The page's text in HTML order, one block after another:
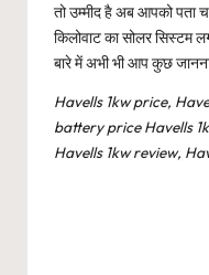
तो उम्मीद है अब आपको पता
किलोवाट का सोलर सिस्टम
बारे में अभी भी आप कुछ
Havells 1kw price,
battery price Havells
Havells 1kw review,